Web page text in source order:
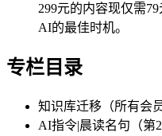
299元的内容现仅需
AI的最佳时机。
专栏目录
知识库迁移（所有会
AI指令|晨读名句（第